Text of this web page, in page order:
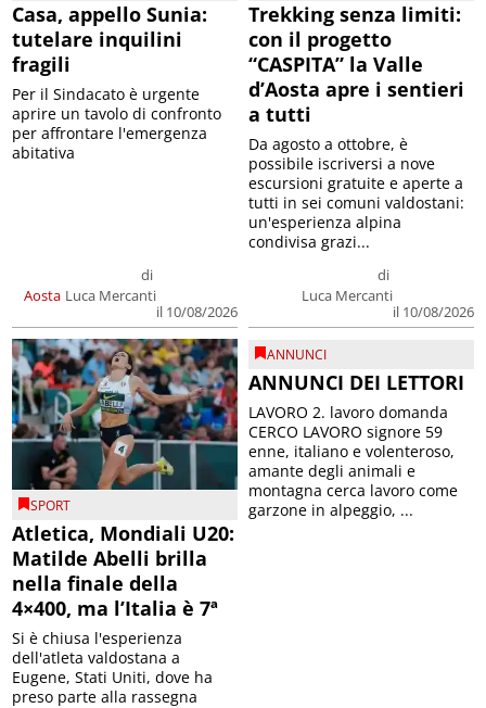
Casa, appello Sunia:
tutelare inquilini
fragili
Aosta
di
Luca Mercanti
il 10/08/2026
Per il Sindacato è urgente
aprire un tavolo di confronto
per affrontare l'emergenza
abitativa
Trekking senza limiti:
con il progetto
“CASPITA” la Valle
d’Aosta apre i sentieri
a tutti
di
Luca Mercanti
il 10/08/2026
Da agosto a ottobre, è
possibile iscriversi a nove
escursioni gratuite e aperte a
tutti in sei comuni valdostani:
un'esperienza alpina
condivisa grazi...
SPORT
Atletica, Mondiali U20:
Matilde Abelli brilla
nella finale della
4×400, ma l’Italia è 7ª
Si è chiusa l'esperienza
dell'atleta valdostana a
Eugene, Stati Uniti, dove ha
preso parte alla rassegna
ANNUNCI
ANNUNCI DEI LETTORI
LAVORO 2. lavoro domanda
CERCO LAVORO signore 59
enne, italiano e volenteroso,
amante degli animali e
montagna cerca lavoro come
garzone in alpeggio, ...